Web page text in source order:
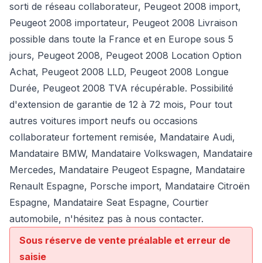
sorti de réseau collaborateur, Peugeot 2008 import,
Peugeot 2008 importateur, Peugeot 2008 Livraison
possible dans toute la France et en Europe sous 5
jours, Peugeot 2008, Peugeot 2008 Location Option
Achat, Peugeot 2008 LLD, Peugeot 2008 Longue
Durée, Peugeot 2008 TVA récupérable. Possibilité
d'extension de garantie de 12 à 72 mois, Pour tout
autres voitures import neufs ou occasions
collaborateur fortement remisée, Mandataire Audi,
Mandataire BMW, Mandataire Volkswagen, Mandataire
Mercedes, Mandataire Peugeot Espagne, Mandataire
Renault Espagne, Porsche import, Mandataire Citroën
Espagne, Mandataire Seat Espagne, Courtier
automobile, n'hésitez pas à nous contacter.
Sous réserve de vente préalable et erreur de
saisie